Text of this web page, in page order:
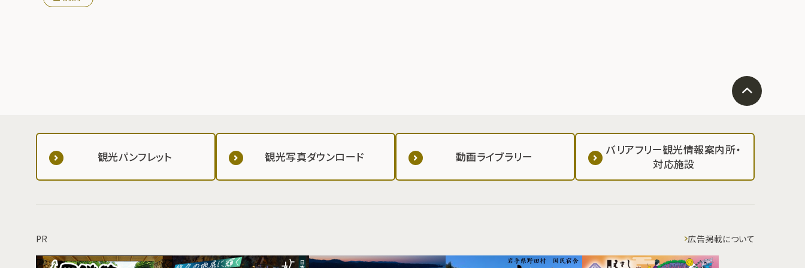
観光パンフレット 観光写真ダウンロード 動画ライブラリー
バリアフリー観光情報案内所・
対応施設
PR 広告掲載について